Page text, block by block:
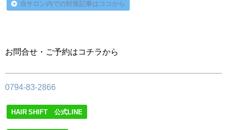
当サロン内での対策記事はココから
お問合せ・ご予約はコチラから
0794-83-2866
HAIR SHIFT 公式LINE